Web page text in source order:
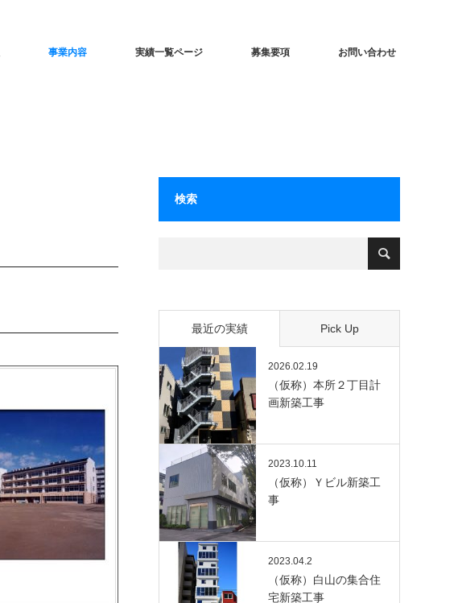
事業内容 実績一覧ページ 募集要項 お問い合わせ
検索
最近の実績 Pick Up
2026.02.19
（仮称）本所２丁目計
画新築工事
2023.10.11
（仮称）Ｙビル新築工
事
2023.04.2
（仮称）白山の集合住
宅新築工事